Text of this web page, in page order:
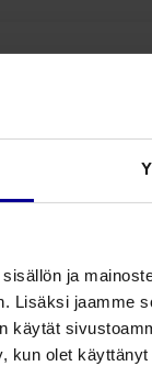
ja
Lisäksi jaamme
käytät
kun olet